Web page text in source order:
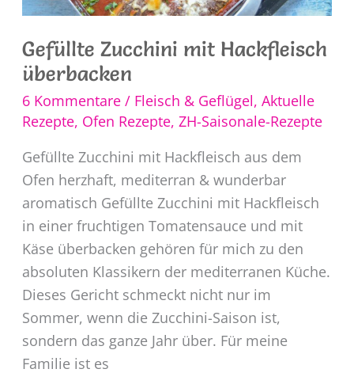
Gefüllte Zucchini mit Hackfleisch
überbacken
6 Kommentare / Fleisch & Geflügel, Aktuelle
Rezepte, Ofen Rezepte, ZH-Saisonale-Rezepte
Gefüllte Zucchini mit Hackfleisch aus dem
Ofen herzhaft, mediterran & wunderbar
aromatisch Gefüllte Zucchini mit Hackfleisch
in einer fruchtigen Tomatensauce und mit
Käse überbacken gehören für mich zu den
absoluten Klassikern der mediterranen Küche.
Dieses Gericht schmeckt nicht nur im
Sommer, wenn die Zucchini-Saison ist,
sondern das ganze Jahr über. Für meine
Familie ist es